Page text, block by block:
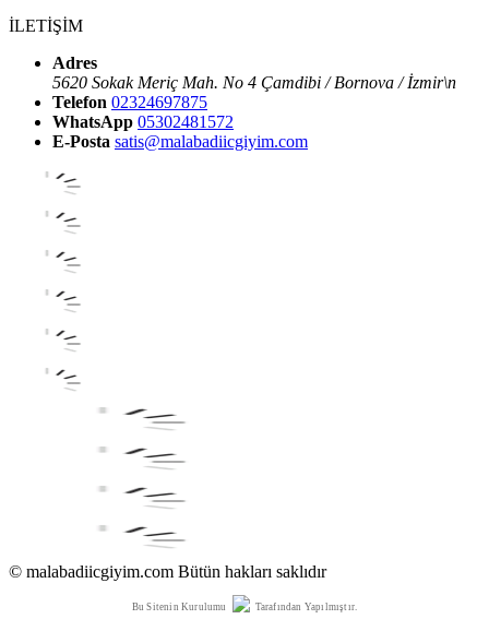
İLETİŞİM
Adres
5620 Sokak Meriç Mah. No 4 Çamdibi / Bornova / İzmir\n
Telefon 02324697875
WhatsApp 05302481572
E-Posta satis@malabadiicgiyim.com
© malabadiicgiyim.com Bütün hakları saklıdır
Bu Sitenin Kurulumu Tarafından Yapılmıştır.